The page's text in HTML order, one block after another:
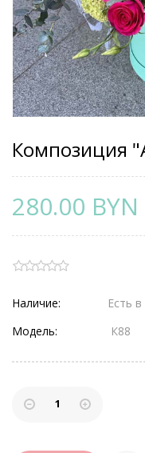
Композиция
280.00 BYN
Наличие:
Есть
Модель:
К88